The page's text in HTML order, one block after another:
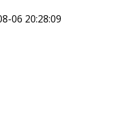
06 20:28:09